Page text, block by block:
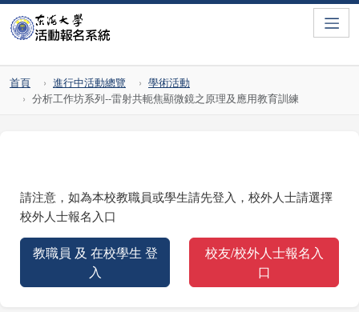
首頁 進行中活動總覽
學術活動
分析工作坊系列--雷射共軛焦顯微鏡之原理及應用教育訓練
請注意，如為本校教職員或學生請先登入，校外人士請選擇
校外人士報名入口
教職員 及 在校學生 登
入
校友/校外人士報名入
口